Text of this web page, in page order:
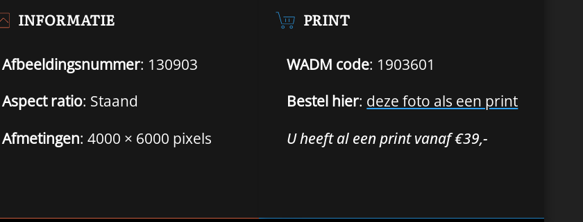
INFORMATIE
Afbeeldingsnummer: 130903
Aspect ratio: Staand
Afmetingen: 4000 × 6000 pixels
PRINT
WADM code: 1903601
Bestel hier: deze foto als een print
U heeft al een print vanaf €39,-